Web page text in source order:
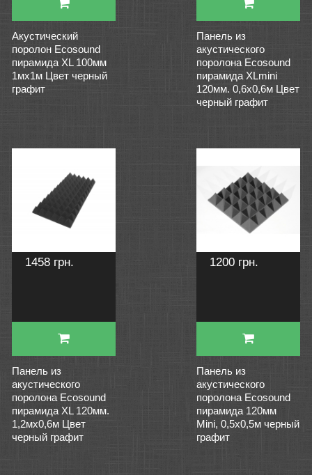
Акустический
поролон Ecosound
пирамида XL 100мм
1мх1м Цвет черный
графит
Панель из
акустического
поролона Ecosound
пирамида XLmini
120мм. 0,6х0,6м Цвет
черный графит
1458 грн.
Панель из
акустического
поролона Ecosound
пирамида XL 120мм.
1,2мх0,6м Цвет
черный графит
1200 грн.
Панель из
акустического
поролона Ecosound
пирамида 120мм
Mini, 0,5х0,5м черный
графит